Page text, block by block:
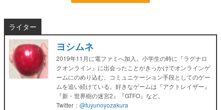
ライター
ヨシムネ
2019年11月に電ファミへ加入。小学生の時に『ラグナロ
クオンライン』に出会ったことがきっかけでオンラインゲ
ームにのめり込む。コミュニケーション手段としてのゲー
ムを追い続けている。好きなゲームは『アクトレイザー』
『新・世界樹の迷宮2』『GTFO』など。
Twitter： @fuyunoyozakura